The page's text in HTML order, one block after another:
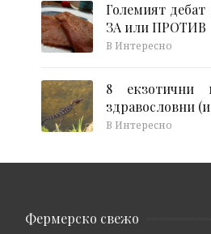
Големият дебат
ЗА или ПРОТИВ
В Интересно
8 екзотични
здравословни
В Интересно
Фермерско свежо